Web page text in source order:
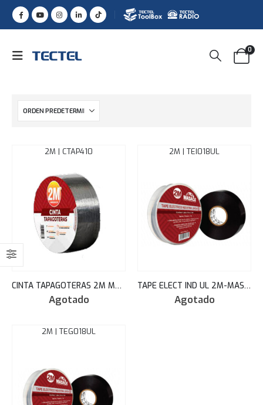
0
2M | CTAP410
CINTA TAPAGOTERAS 2M MASACA 4X10YD
Agotado
2M | TEI018UL
TAPE ELECT IND UL 2M-MASACA 20YD TEI018UL
Agotado
2M | TEG018UL